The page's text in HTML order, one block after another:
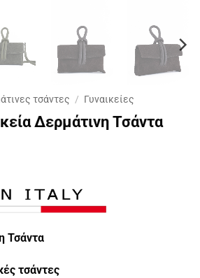
τσάντες / Γυναικείες
Δερμάτινη Τσάντα
Τσάντα
τσάντες